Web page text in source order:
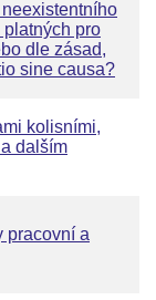
pro
dle zásad,
sine causa?
kolisními,
dalším
pracovní a